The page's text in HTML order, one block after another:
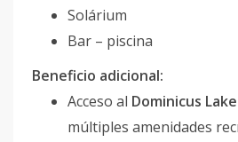
Solárium
Bar – piscina
Beneficio adicional:
Acceso al Dominicus
múltiples amenidades